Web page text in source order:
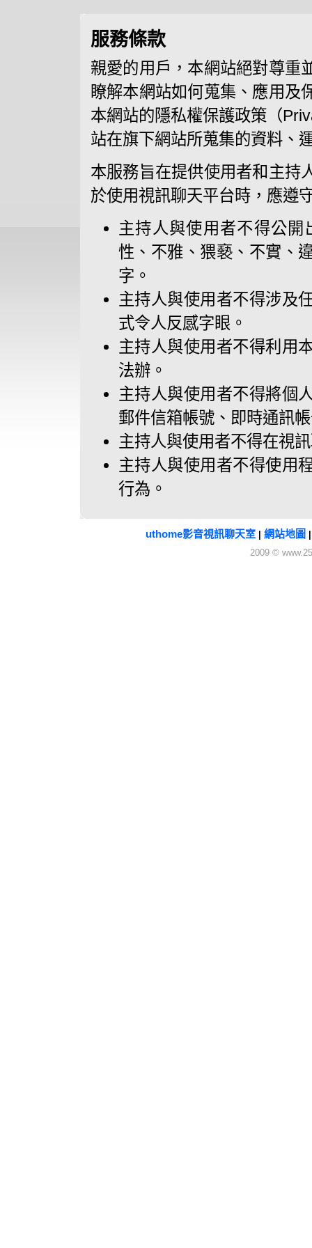
服務條款
親愛的用戶，本網站絕對尊重
瞭解本網站如何蒐集、應用及
本網站的隱私權保護政策（
站在旗下網站所蒐集的資料、
本服務旨在提供使用者和主持
於使用視訊聊天平台時，應遵
主持人與使用者不得公
性、不雅、猥褻、不實、
字。
主持人與使用者不得涉及
式令人反感字眼。
主持人與使用者不得利用
法辦。
主持人與使用者不得將個
郵件信箱帳號、即時通訊
主持人與使用者不得在視
主持人與使用者不得使用
行為。
uthome影音視訊聊天室| 網站地圖
2009 ©